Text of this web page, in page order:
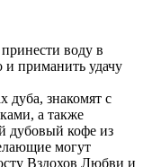
воду в
и приманить удачу
дуба, знакомят с
а также
дубовый кофе из
могут
Вздохов Любви и